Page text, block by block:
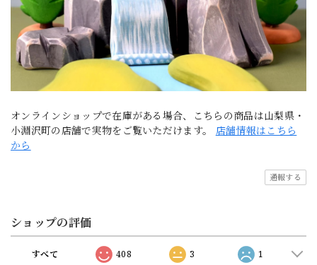
オンラインショップで在庫がある場合、こちらの商品は山梨県・
小淵沢町の店舗で実物をご覧いただけます。 店舗情報はこちら
から
通報する
ショップの評価
すべて 408 3 1